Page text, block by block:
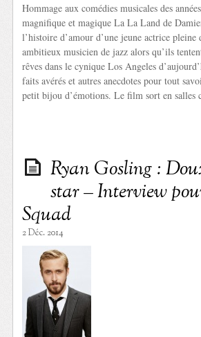
Hommage aux comédies musicales des
magnifique et magique La La Land de
l’histoire d’amour d’une jeune actrice pleine
ambitieux musicien de jazz alors qu’ils
rêves dans le cynique Los Angeles
faits avérés et autres anecdotes pour tout
petit bijou d’émotions. Le film sort en salles
Ryan Gosling :
star – Interview
Squad
2 Déc. 2014